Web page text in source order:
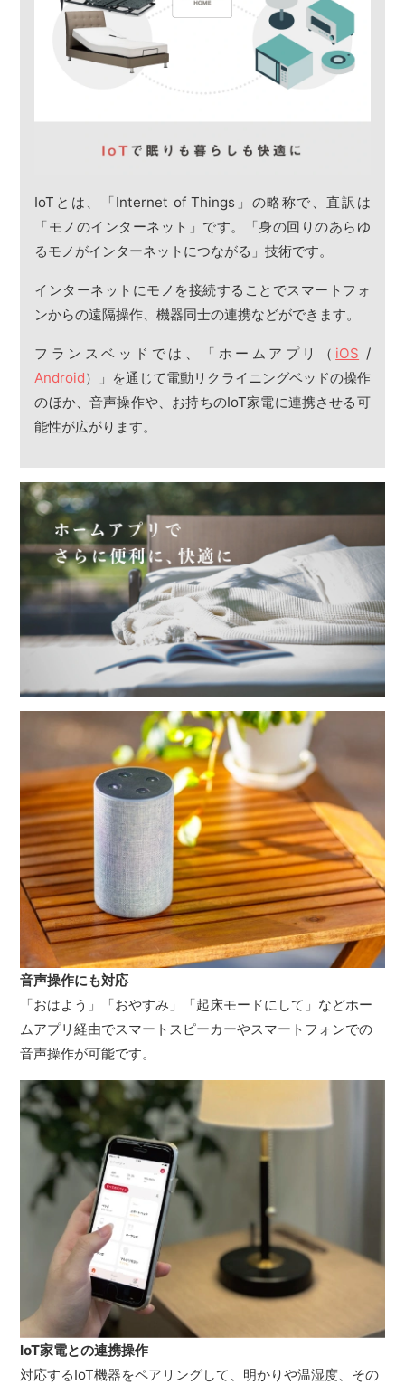
IoTとは、「Internet of Things」の略称で、直訳は
「モノのインターネット」です。「身の回りのあらゆ
るモノがインターネットにつながる」技術です。
インターネットにモノを接続することでスマートフォ
ンからの遠隔操作、機器同士の連携などができます。
フランスベッドでは、「ホームアプリ（ iOS /
Android）」を通じて電動リクライニングベッドの操作
のほか、音声操作や、お持ちのIoT家電に連携させる可
能性が広がります。
音声操作にも対応
「おはよう」「おやすみ」「起床モードにして」などホー
ムアプリ経由でスマートスピーカーやスマートフォンでの
音声操作が可能です。
IoT家電との連携操作
対応するIoT機器をペアリングして、明かりや温湿度、その